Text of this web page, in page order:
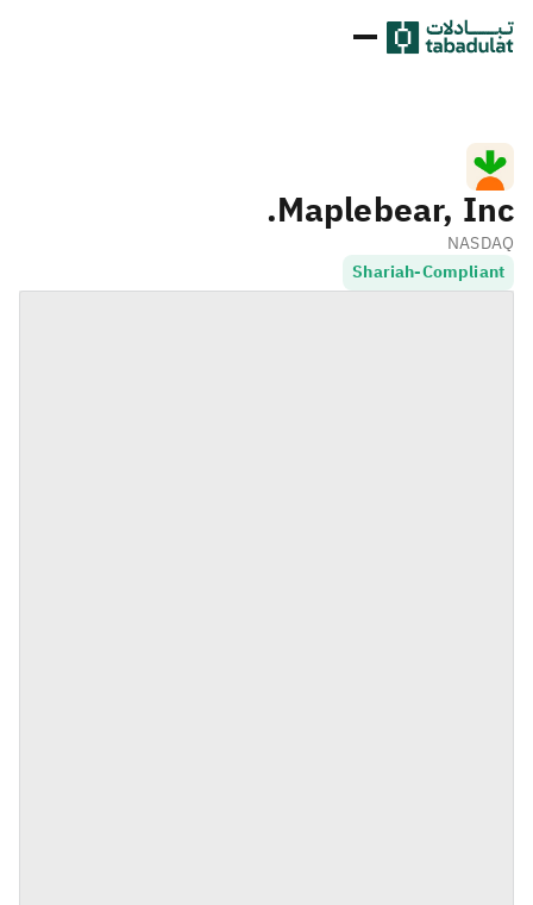
Maplebear, Inc.
NASDAQ
Shariah-Compliant